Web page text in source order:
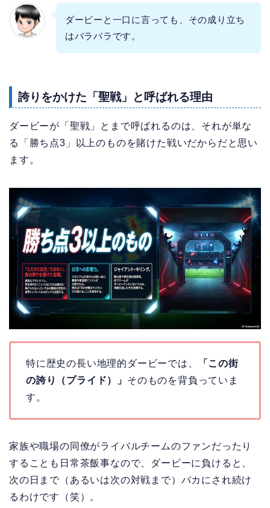
ダービーと一口に言っても、その成り立ち
はバラバラです。
誇りをかけた「聖戦」と呼ばれる理由
ダービーが「聖戦」とまで呼ばれるのは、それが単な
る「勝ち点3」以上のものを賭けた戦いだからだと思い
ます。
特に歴史の長い地理的ダービーでは、
「この街
の誇り（プライド）」 そのものを背負っていま
す。
家族や職場の同僚がライバルチームのファンだったり
することも日常茶飯事なので、ダービーに負けると、
次の日まで（あるいは次の対戦まで）バカにされ続け
るわけです（笑）。